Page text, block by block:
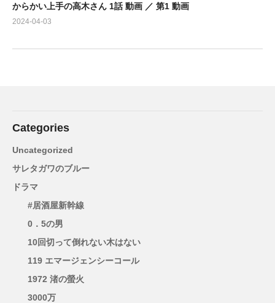
からかい上手の高木さん 1話 動画 ／ 第1 動画
2024-04-03
Categories
Uncategorized
サレタガワのブルー
ドラマ
#居酒屋新幹線
0．5の男
10回切って倒れない木はない
119 エマージェンシーコール
1972 渚の螢火
3000万